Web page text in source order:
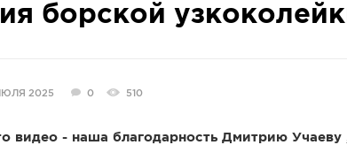
борской
2025 0 510
видео - наша благодарность Дмитрию